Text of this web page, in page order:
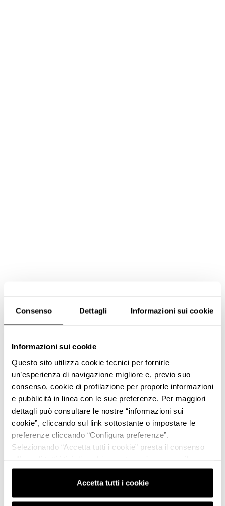
Consenso Dettagli Informazioni sui cookie
Informazioni sui cookie
Questo sito utilizza cookie tecnici per fornirle
un’esperienza di navigazione migliore e, previo suo
consenso, cookie di profilazione per proporle informazioni
e pubblicità in linea con le sue preferenze. Per maggiori
dettagli può consultare le nostre “informazioni sui
cookie”, cliccando sul link sottostante o impostare le
preferenze cliccando “Configura preferenze”.
Selezionando “Accetta tutti i cookie” presta il consenso
consenso cliccando su “Usa solo i cookie necessari” e
saranno attivati i soli cookie tecnici necessari al corretto
funzionamento del sito.
Accetta tutti i cookie